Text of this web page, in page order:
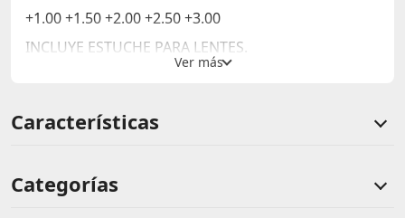
+1.00 +1.50 +2.00 +2.50 +3.00
INCLUYE ESTUCHE PARA LENTES.
Características
Categorías